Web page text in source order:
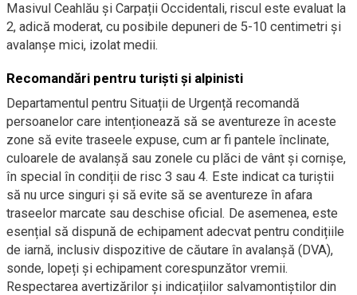
Masivul Ceahlău și Carpații Occidentali, riscul este evaluat la
2, adică moderat, cu posibile depuneri de 5-10 centimetri și
avalanșe mici, izolat medii.
Recomandări pentru turiști și alpinisti
Departamentul pentru Situații de Urgență recomandă
persoanelor care intenționează să se aventureze în aceste
zone să evite traseele expuse, cum ar fi pantele înclinate,
culoarele de avalanșă sau zonele cu plăci de vânt și cornișe,
în special în condiții de risc 3 sau 4. Este indicat ca turiștii
să nu urce singuri și să evite să se aventureze în afara
traseelor marcate sau deschise oficial. De asemenea, este
esențial să dispună de echipament adecvat pentru condițiile
de iarnă, inclusiv dispozitive de căutare în avalanșă (DVA),
sonde, lopeți și echipament corespunzător vremii.
Respectarea avertizărilor și indicațiilor salvamontiștilor din